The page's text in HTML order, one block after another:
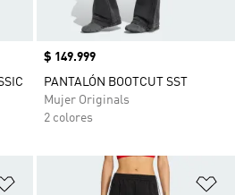
Precio
$ 149.999
PANTALÓN BOOTCUT SST
Mujer Originals
2 colores
Añadir a la lista de deseos